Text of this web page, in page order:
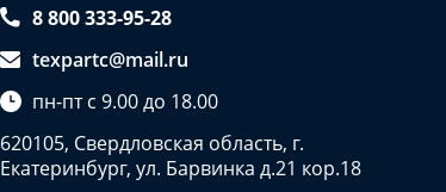
8 800 333-95-28
texpartc@mail.ru
пн-пт с 9.00 до 18.00
620105, Свердловская область, г.
Екатеринбург, ул. Барвинка д.21 кор.18